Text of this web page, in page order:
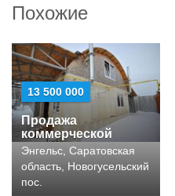
Похожие
13 500 000
Продажа
коммерческой
Энгельс, Саратовская
область, Новогусельский
пос.